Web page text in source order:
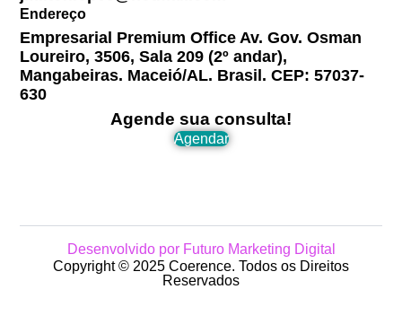
Endereço
Empresarial Premium Office Av. Gov. Osman
Loureiro, 3506, Sala 209 (2º andar),
Mangabeiras. Maceió/AL. Brasil. CEP: 57037-
630
Agende sua consulta!
Agendar
Desenvolvido por Futuro Marketing Digital
Copyright © 2025 Coerence. Todos os Direitos
Reservados